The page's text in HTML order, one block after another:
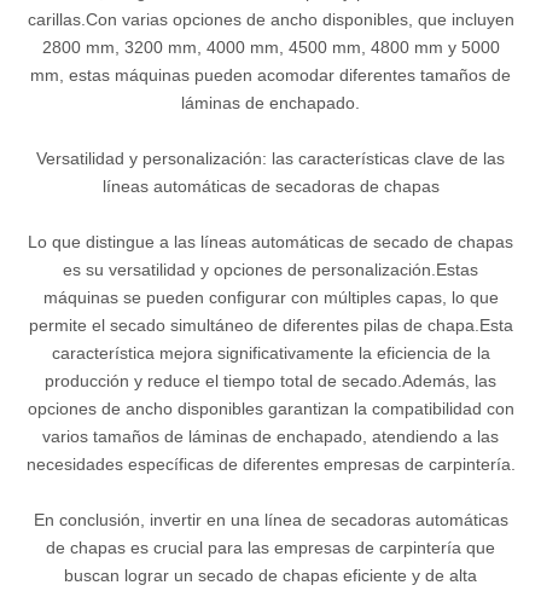
carillas.Con varias opciones de ancho disponibles, que incluyen
2800 mm, 3200 mm, 4000 mm, 4500 mm, 4800 mm y 5000
mm, estas máquinas pueden acomodar diferentes tamaños de
láminas de enchapado.
Versatilidad y personalización: las características clave de las
líneas automáticas de secadoras de chapas
Lo que distingue a las líneas automáticas de secado de chapas
es su versatilidad y opciones de personalización.Estas
máquinas se pueden configurar con múltiples capas, lo que
permite el secado simultáneo de diferentes pilas de chapa.Esta
característica mejora significativamente la eficiencia de la
producción y reduce el tiempo total de secado.Además, las
opciones de ancho disponibles garantizan la compatibilidad con
varios tamaños de láminas de enchapado, atendiendo a las
necesidades específicas de diferentes empresas de carpintería.
En conclusión, invertir en una línea de secadoras automáticas
de chapas es crucial para las empresas de carpintería que
buscan lograr un secado de chapas eficiente y de alta